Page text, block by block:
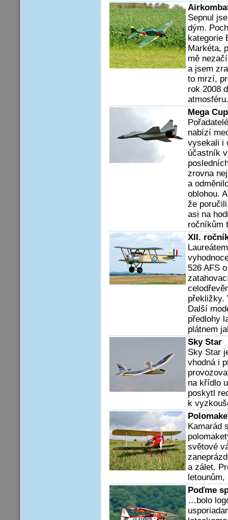
Sepnul
dým.
kategorie
Markéta,
mě
a jsem
to mrzí,
rok 2008
Mega
nabízí
vysekali i
účastník
zrovna
a
oblohou.
že
asi na
ročníkům
XII.
526 AFS
překližky.
Další
předlohy
plátnem
Sky Star
Sky Star
vhodná i
na křídlo
poskytl
k
Kamarád
světové
a zálet.
Poďme
…bolo